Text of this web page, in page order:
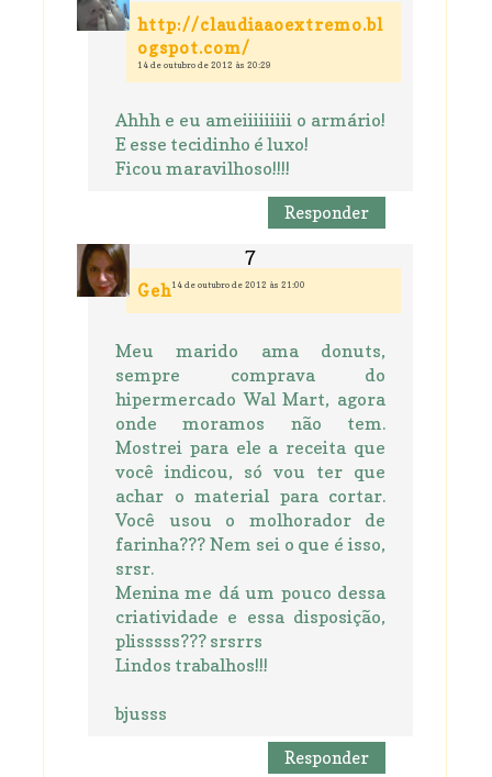
http://claudiaaoextremo.bl
ogspot.com/
14 de outubro de 2012 às 20:29
Ahhh e eu ameiiiiiiiii o armário!
E esse tecidinho é luxo!
Ficou maravilhoso!!!!
Responder
Geh14 de outubro de 2012 às 21:00
Meu marido ama donuts,
sempre comprava do
hipermercado Wal Mart, agora
onde moramos não tem.
Mostrei para ele a receita que
você indicou, só vou ter que
achar o material para cortar.
Você usou o molhorador de
farinha??? Nem sei o que é isso,
srsr.
Menina me dá um pouco dessa
criatividade e essa disposição,
plisssss??? srsrrs
Lindos trabalhos!!!
bjusss
Responder